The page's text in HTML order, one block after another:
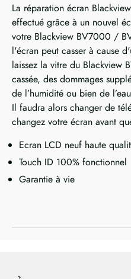
La réparation écran
effectué grâce à un nouvel
votre Blackview BV7000 /
l'écran peut casser à cause
laissez la vitre du
cassée, des dommages
de l’humidité ou bien de
Il faudra alors changer de
changez votre écran avant
Ecran LCD neuf haute
Touch ID 100% fonctionnel
Garantie à vie